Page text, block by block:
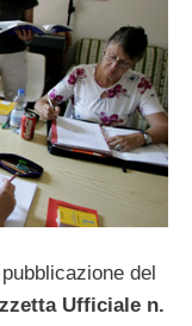
del
Ufficiale n.